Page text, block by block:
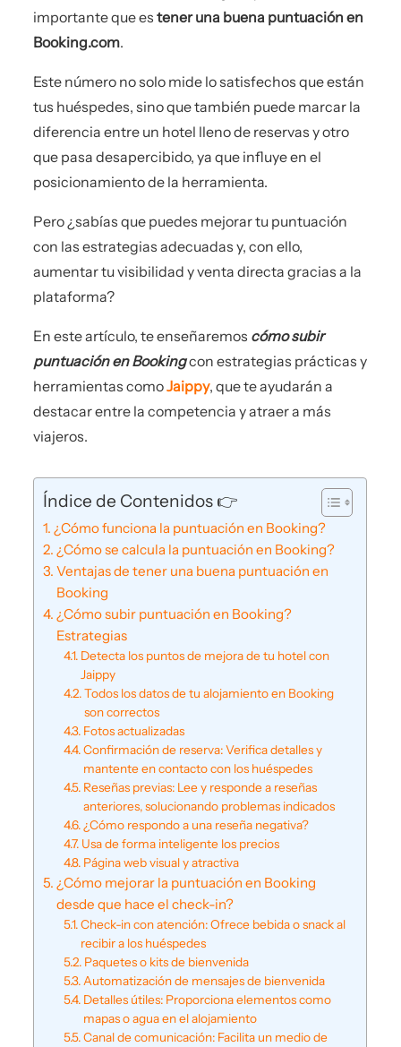
importante que estener una buena puntuación en
Booking.com.
Este número no solo mide lo satisfechos que están
tus huéspedes, sino que también puede marcar la
diferencia entre un hotel lleno de reservas y otro
que pasa desapercibido, ya que influye en el
posicionamiento de la herramienta.
Pero ¿sabías que puedes mejorar tu puntuación
con las estrategias adecuadas y, con ello,
aumentar tu visibilidad y venta directa gracias a la
plataforma?
En este artículo, te enseñaremos cómo subir
puntuación en Bookingcon estrategias prácticas y
herramientas comoJaippy, que te ayudarán a
destacar entre la competencia y atraer a más
viajeros.
Índice de Contenidos 👉
¿Cómo funciona la puntuación en Booking?
¿Cómo se calcula la puntuación en Booking?
Ventajas de tener una buena puntuación en
Booking
¿Cómo subir puntuación en Booking?
Estrategias
Detecta los puntos de mejora de tu hotel con
Jaippy
Todos los datos de tu alojamiento en Booking
son correctos
Fotos actualizadas
Confirmación de reserva: Verifica detalles y
mantente en contacto con los huéspedes
Reseñas previas: Lee y responde a reseñas
anteriores, solucionando problemas indicados
¿Cómo respondo a una reseña negativa?
Usa de forma inteligente los precios
Página web visual y atractiva
¿Cómo mejorar la puntuación en Booking
desde que hace el check-in?
Check-in con atención: Ofrece bebida o snack al
recibir a los huéspedes
Paquetes o kits de bienvenida
Automatización de mensajes de bienvenida
Detalles útiles: Proporciona elementos como
mapas o agua en el alojamiento
Canal de comunicación: Facilita un medio de